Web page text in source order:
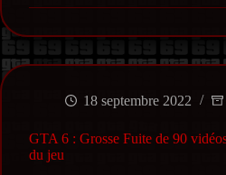
VI
à
précommande
25
juin
18 septembre 2022
GTA 6 : Grosse Fuite de 90
du jeu